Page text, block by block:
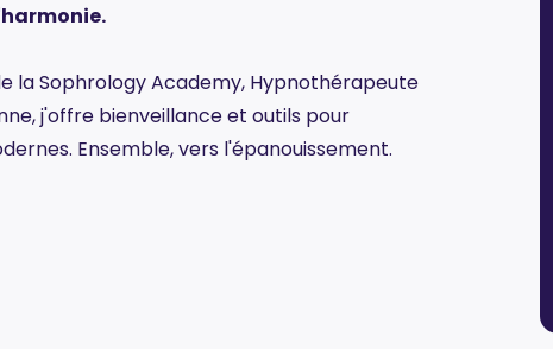
la Sophrology Academy, Hypnothérapeute
j'offre bienveillance et outils pour
Ensemble, vers l'épanouissement.